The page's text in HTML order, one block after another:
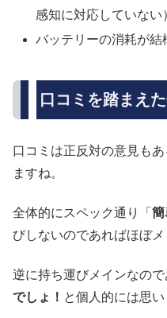
感知に対応していない
バッテリーの消耗が結
口コミを踏まえ
口コミは正反対の意見も
ますね。
全体的にスペック通り「 簡
びしないのであればほぼメ
逆に持ち運びメインなので
でしょ！ と個人的には思い